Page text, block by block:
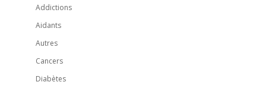
Addictions
Aidants
Autres
Cancers
Diabètes